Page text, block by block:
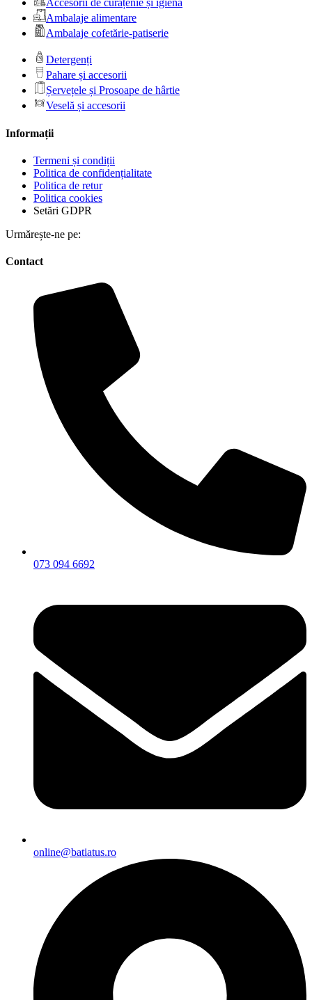
Accesorii de curățenie și igienă
Ambalaje alimentare
Ambalaje cofetărie-patiserie
Detergenți
Pahare și accesorii
Șervețele și Prosoape de hârtie
Veselă și accesorii
Informații
Termeni și condiții
Politica de confidențialitate
Politica de retur
Politica cookies
Setări GDPR
Urmărește-ne pe:
Contact
073 094 6692
online@batiatus.ro